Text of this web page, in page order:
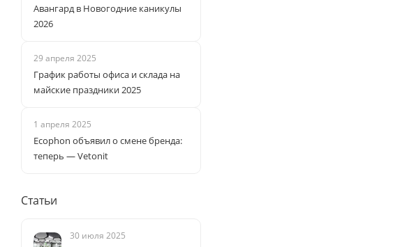
Авангард в Новогодние каникулы
2026
29 апреля 2025
График работы офиса и склада на
майские праздники 2025
1 апреля 2025
Ecophon объявил о смене бренда:
теперь — Vetonit
Статьи
30 июля 2025